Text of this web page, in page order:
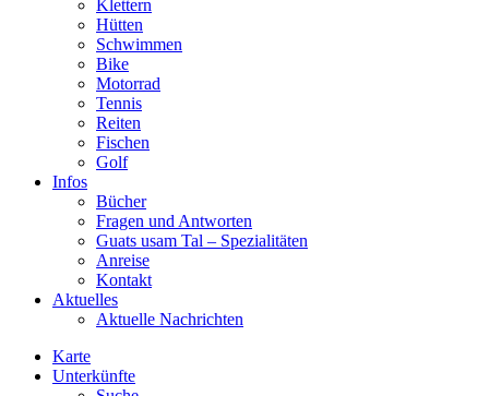
Klettern
Hütten
Schwimmen
Bike
Motorrad
Tennis
Reiten
Fischen
Golf
Infos
Bücher
Fragen und Antworten
Guats usam Tal – Spezialitäten
Anreise
Kontakt
Aktuelles
Aktuelle Nachrichten
Karte
Unterkünfte